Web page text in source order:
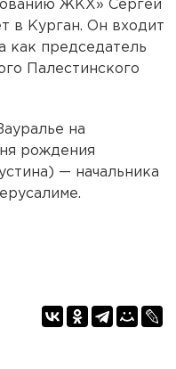
ЖКХ» Сергей
в Курган. Он входит
как председатель
Палестинского
на
рождения
— начальника